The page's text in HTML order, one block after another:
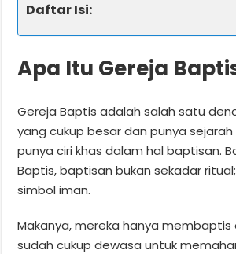
Daftar Isi:
Apa Itu Gereja
Gereja Baptis adalah salah satu
yang cukup besar dan punya sejarah
punya ciri khas dalam hal baptisan.
Baptis, baptisan bukan sekadar
simbol iman.
Makanya, mereka hanya membaptis
sudah cukup dewasa untuk